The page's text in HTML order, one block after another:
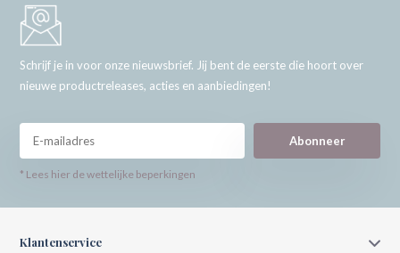
Schrijf je in voor onze nieuwsbrief. Jij bent de eerste die hoort over
nieuwe productreleases, acties en aanbiedingen!
Abonneer
* Lees hier de wettelijke beperkingen
Klantenservice